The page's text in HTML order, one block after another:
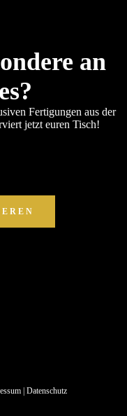
an
Fertigungen aus der
jetzt euren Tisch!
| Datenschutz